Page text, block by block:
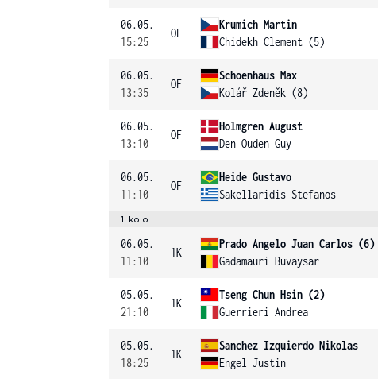
06.05.
15:25
OF
Krumich Martin
Chidekh Clement (5)
06.05.
13:35
OF
Schoenhaus Max
Kolář Zdeněk (8)
06.05.
13:10
OF
Holmgren August
Den Ouden Guy
06.05.
11:10
OF
Heide Gustavo
Sakellaridis Stefanos
1. kolo
06.05.
11:10
1K
Prado Angelo Juan Carlos (6)
Gadamauri Buvaysar
05.05.
21:10
1K
Tseng Chun Hsin (2)
Guerrieri Andrea
05.05.
18:25
1K
Sanchez Izquierdo Nikolas
Engel Justin